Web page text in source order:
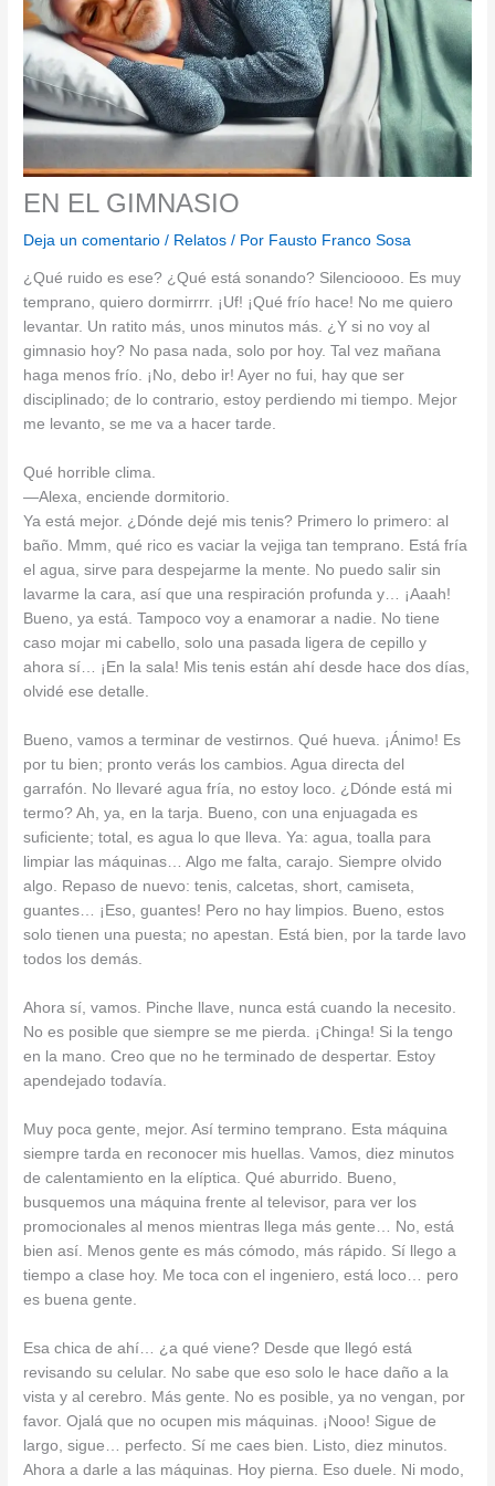
EN EL GIMNASIO
Deja un comentario / Relatos / Por Fausto Franco Sosa
¿Qué ruido es ese? ¿Qué está sonando? Silencioooo. Es muy
temprano, quiero dormirrrr. ¡Uf! ¡Qué frío hace! No me quiero
levantar. Un ratito más, unos minutos más. ¿Y si no voy al
gimnasio hoy? No pasa nada, solo por hoy. Tal vez mañana
haga menos frío. ¡No, debo ir! Ayer no fui, hay que ser
disciplinado; de lo contrario, estoy perdiendo mi tiempo. Mejor
me levanto, se me va a hacer tarde.
Qué horrible clima.
—Alexa, enciende dormitorio.
Ya está mejor. ¿Dónde dejé mis tenis? Primero lo primero: al
baño. Mmm, qué rico es vaciar la vejiga tan temprano. Está fría
el agua, sirve para despejarme la mente. No puedo salir sin
lavarme la cara, así que una respiración profunda y… ¡Aaah!
Bueno, ya está. Tampoco voy a enamorar a nadie. No tiene
caso mojar mi cabello, solo una pasada ligera de cepillo y
ahora sí… ¡En la sala! Mis tenis están ahí desde hace dos días,
olvidé ese detalle.
Bueno, vamos a terminar de vestirnos. Qué hueva. ¡Ánimo! Es
por tu bien; pronto verás los cambios. Agua directa del
garrafón. No llevaré agua fría, no estoy loco. ¿Dónde está mi
termo? Ah, ya, en la tarja. Bueno, con una enjuagada es
suficiente; total, es agua lo que lleva. Ya: agua, toalla para
limpiar las máquinas… Algo me falta, carajo. Siempre olvido
algo. Repaso de nuevo: tenis, calcetas, short, camiseta,
guantes… ¡Eso, guantes! Pero no hay limpios. Bueno, estos
solo tienen una puesta; no apestan. Está bien, por la tarde lavo
todos los demás.
Ahora sí, vamos. Pinche llave, nunca está cuando la necesito.
No es posible que siempre se me pierda. ¡Chinga! Si la tengo
en la mano. Creo que no he terminado de despertar. Estoy
apendejado todavía.
Muy poca gente, mejor. Así termino temprano. Esta máquina
siempre tarda en reconocer mis huellas. Vamos, diez minutos
de calentamiento en la elíptica. Qué aburrido. Bueno,
busquemos una máquina frente al televisor, para ver los
promocionales al menos mientras llega más gente… No, está
bien así. Menos gente es más cómodo, más rápido. Sí llego a
tiempo a clase hoy. Me toca con el ingeniero, está loco… pero
es buena gente.
Esa chica de ahí… ¿a qué viene? Desde que llegó está
revisando su celular. No sabe que eso solo le hace daño a la
vista y al cerebro. Más gente. No es posible, ya no vengan, por
favor. Ojalá que no ocupen mis máquinas. ¡Nooo! Sigue de
largo, sigue… perfecto. Sí me caes bien. Listo, diez minutos.
Ahora a darle a las máquinas. Hoy pierna. Eso duele. Ni modo,